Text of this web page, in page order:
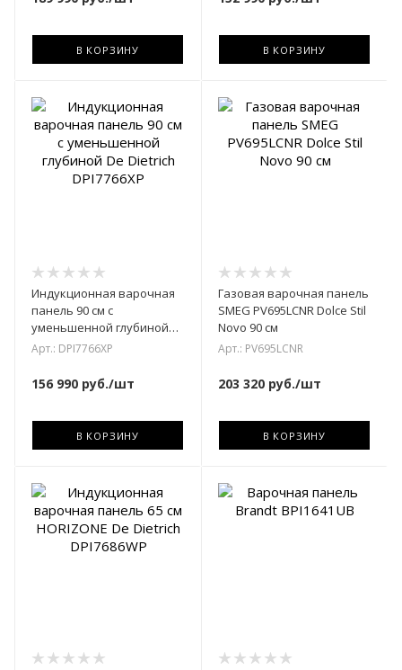
В КОРЗИНУ В КОРЗИНУ
Индукционная варочная
панель 90 см с
уменьшенной глубиной
De Dietrich DPI7766XP
Арт.: DPI7766XP
156 990 руб./шт
В КОРЗИНУ
Газовая варочная панель
SMEG PV695LCNR Dolce Stil
Novo 90 см
Арт.: PV695LCNR
203 320 руб./шт
В КОРЗИНУ